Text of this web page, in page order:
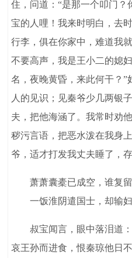
住，问道：“是那一个叩门
宝的人哩！我来时明白，去
行李，俱在你家中，难道我
不要高声，我是王小二的媳
名，夜晚黄昏，来此何干？”
人的见识；见秦爷少几两银
夫，把他海涵了。我常时劝
秽污言语，把恶水泼在我身
爷，适才打发我丈夫睡了，
萧萧囊橐已成空，谁复留
一饭淮阴遣国士，却输妇
叔宝闻言，眼中落泪道：
哀王孙而进食，恨秦琼他日